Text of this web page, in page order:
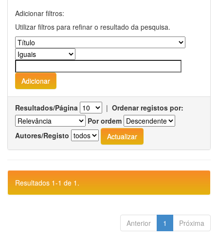
Adicionar filtros:
Utilizar filtros para refinar o resultado da pesquisa.
Resultados/Página | Ordenar registos por:
Por ordem
Autores/Registo
Resultados 1-1 de 1.
Anterior 1 Próxima